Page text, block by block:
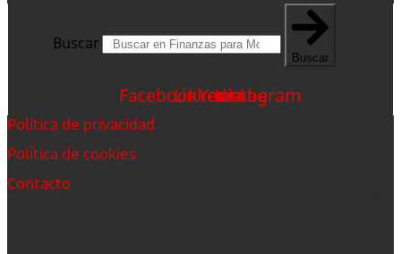
Buscar
Buscar
FacebookLinkedin
Youtube
Instagram
Política de privacidad
Política de cookies
Contacto